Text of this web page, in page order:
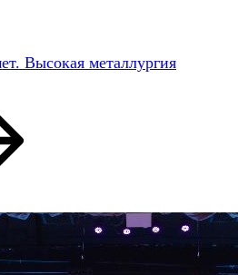
Высокая металлургия